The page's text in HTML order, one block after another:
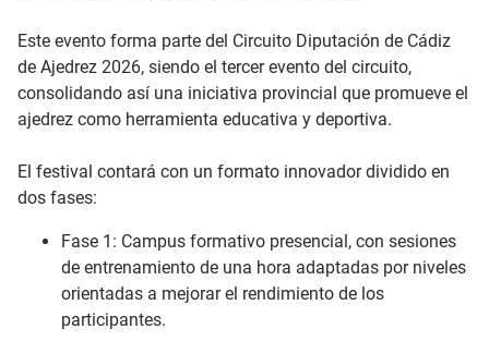
Este evento forma parte del Circuito Diputación de Cádiz
de Ajedrez 2026, siendo el tercer evento del circuito,
consolidando así una iniciativa provincial que promueve el
ajedrez como herramienta educativa y deportiva.
El festival contará con un formato innovador dividido en
dos fases:
Fase 1: Campus formativo presencial, con sesiones
de entrenamiento de una hora adaptadas por niveles
orientadas a mejorar el rendimiento de los
participantes.